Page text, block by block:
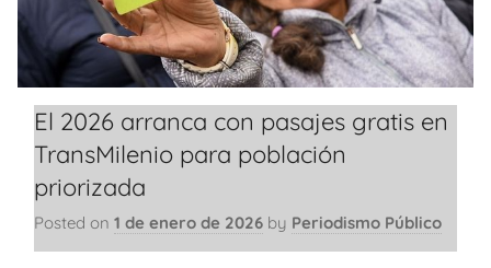
El 2026 arranca con pasajes gratis en
TransMilenio para población
priorizada
Posted on 1 de enero de 2026 by Periodismo Público